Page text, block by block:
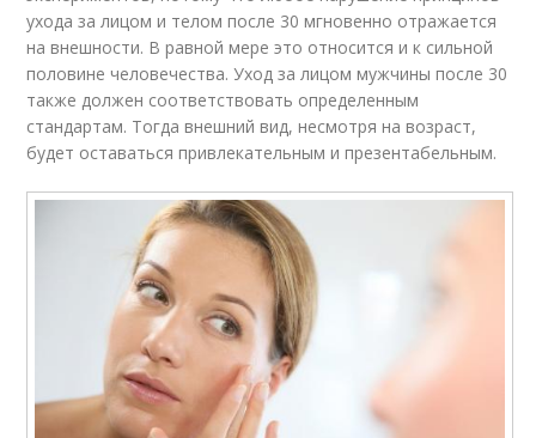
ухода за лицом и телом после 30 мгновенно отражается
на внешности. В равной мере это относится и к сильной
половине человечества. Уход за лицом мужчины после 30
также должен соответствовать определенным
стандартам. Тогда внешний вид, несмотря на возраст,
будет оставаться привлекательным и презентабельным.